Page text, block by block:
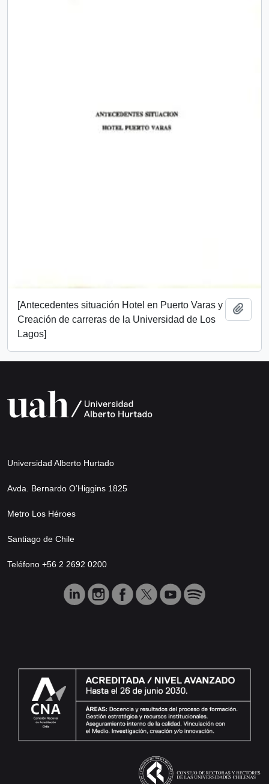
[Antecedentes situación Hotel en Puerto Varas y
Creación de carreras de la Universidad de Los
Lagos]
Universidad Alberto Hurtado
Avda. Bernardo O’Higgins 1825
Metro Los Héroes
Santiago de Chile
Teléfono +56 2 2692 0200